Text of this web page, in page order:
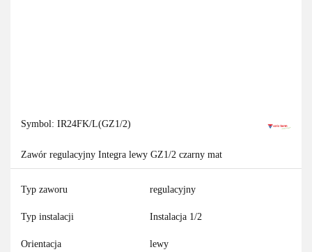
Symbol: IR24FK/L(GZ1/2)
Zawór regulacyjny Integra lewy GZ1/2 czarny mat
Typ zaworu regulacyjny
Typ instalacji Instalacja 1/2
Orientacja lewy